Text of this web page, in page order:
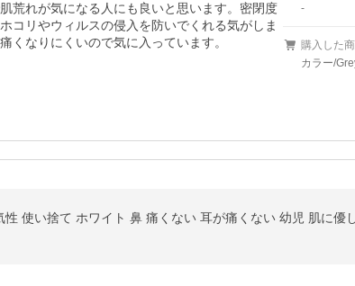
荒れが気になる人にも良いと思います。密閉度
コリやウィルスの侵入を防いでくれる気がしま
くなりにくいので気に入っています。
-
購入した
カラー/
使い捨て ホワイト 鼻 痛くない 耳が痛くない 幼児 肌に優